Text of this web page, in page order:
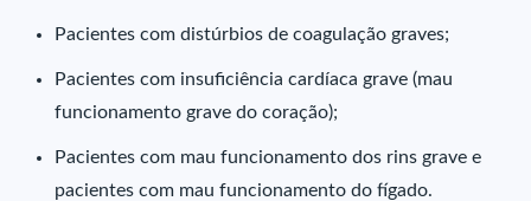
Pacientes com distúrbios de coagulação graves;
Pacientes com insuficiência cardíaca grave (mau
funcionamento grave do coração);
Pacientes com mau funcionamento dos rins grave e
pacientes com mau funcionamento do fígado.